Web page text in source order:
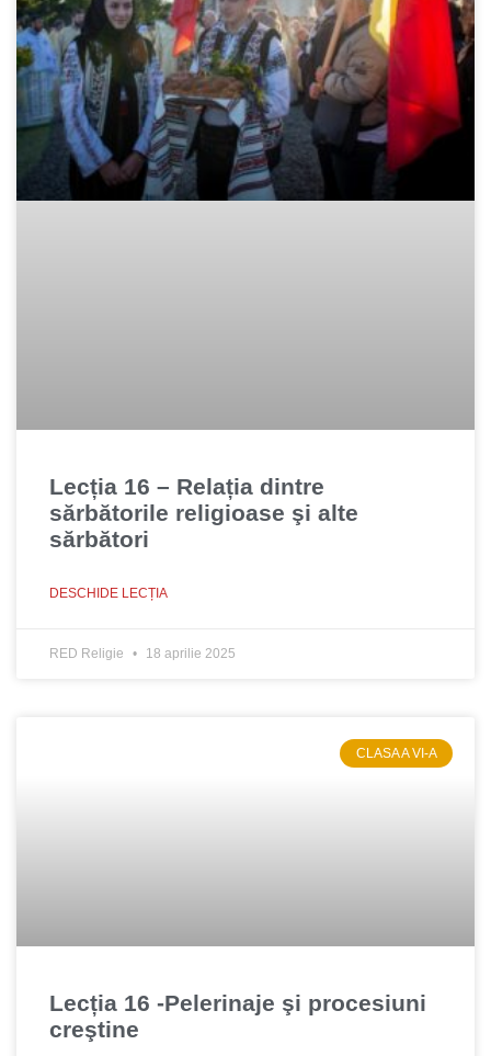
Lecția 16 – Relația dintre
sărbătorile religioase şi alte
sărbători
DESCHIDE LECȚIA
RED Religie 18 aprilie 2025
CLASA A VI-A
Lecția 16 -Pelerinaje şi procesiuni
creştine